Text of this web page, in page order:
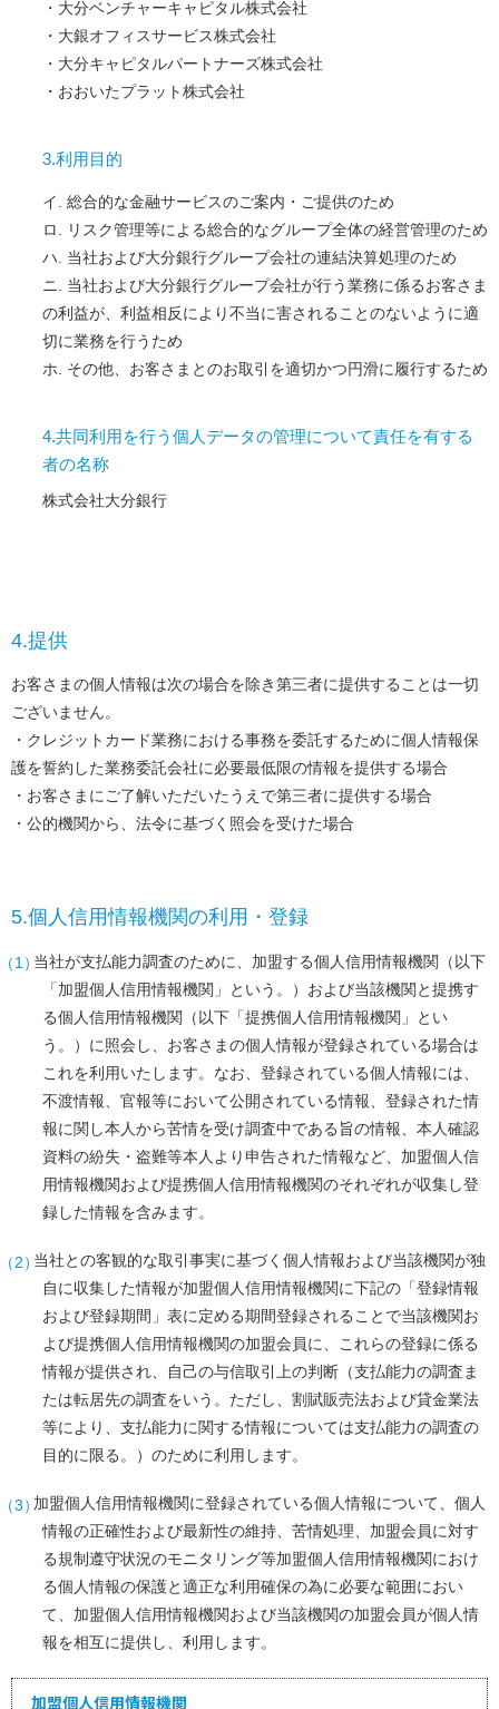
じ
る
home
便
利
に
つ
か
う
だ
い
ん
パ
ー
ナ
ー
店
さ
ま
ー
ト
お
さ
ト
く
る
ご
質
問
べ
る
お
支
払
い
方
共
料
金
の
お
支
払
い
キ
ャ
ッ
シ
グ
ATM
一
カ
ー
ド
を
く
MyJCB
大分ベンチャーキャピタル株式会社
大銀オフィスサービス株式会社
大分キャピタルパートナーズ株式会社
おおいたプラット株式会社
3.利用目的
総合的な金融サービスのご案内・ご提供のため
リスク管理等による総合的なグループ全体の経営管理のため
当社および大分銀行グループ会社の連結決算処理のため
当社および大分銀行グループ会社が行う業務に係るお客さま
の利益が、利益相反により不当に害されることのないように適
切に業務を行うため
その他、お客さまとのお取引を適切かつ円滑に履行するため
4.共同利用を行う個人データの管理について責任を有する
者の名称
株式会社大分銀行
4.提供
お客さまの個人情報は次の場合を除き第三者に提供することは一切
ございません。
クレジットカード業務における事務を委託するために個人情報保
護を誓約した業務委託会社に必要最低限の情報を提供する場合
お客さまにご了解いただいたうえで第三者に提供する場合
公的機関から、法令に基づく照会を受けた場合
5.個人信用情報機関の利用・登録
当社が支払能力調査のために、加盟する個人信用情報機関（以下
「加盟個人信用情報機関」という。）および当該機関と提携す
る個人信用情報機関（以下「提携個人信用情報機関」とい
う。）に照会し、お客さまの個人情報が登録されている場合は
これを利用いたします。なお、登録されている個人情報には、
不渡情報、官報等において公開されている情報、登録された情
報に関し本人から苦情を受け調査中である旨の情報、本人確認
資料の紛失・盗難等本人より申告された情報など、加盟個人信
用情報機関および提携個人信用情報機関のそれぞれが収集し登
録した情報を含みます。
当社との客観的な取引事実に基づく個人情報および当該機関が独
自に収集した情報が加盟個人信用情報機関に下記の「登録情報
および登録期間」表に定める期間登録されることで当該機関お
よび提携個人信用情報機関の加盟会員に、これらの登録に係る
情報が提供され、自己の与信取引上の判断（支払能力の調査ま
たは転居先の調査をいう。ただし、割賦販売法および貸金業法
等により、支払能力に関する情報については支払能力の調査の
目的に限る。）のために利用します。
加盟個人信用情報機関に登録されている個人情報について、個人
情報の正確性および最新性の維持、苦情処理、加盟会員に対す
る規制遵守状況のモニタリング等加盟個人信用情報機関におけ
る個人情報の保護と適正な利用確保の為に必要な範囲におい
て、加盟個人信用情報機関および当該機関の加盟会員が個人情
報を相互に提供し、利用します。
加盟個人信用情報機関